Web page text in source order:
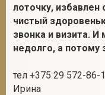
лоточку, избавлен
чистый
звонка и визита.
недолго, а потому
тел +375 29 572-86-
Ирина